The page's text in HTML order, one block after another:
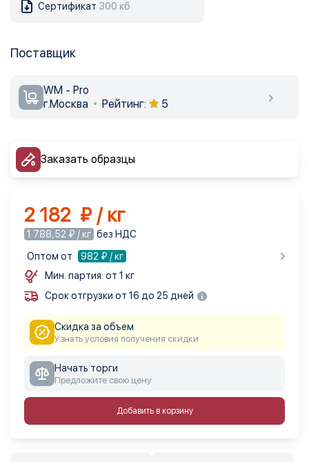
Сертификат 300 кб
Поставщик
WM - Pro
г.Москва
Рейтинг: 5
Заказать образцы
2 182 ₽ / кг
1 788,52 ₽ / кг без НДС
Оптом от
982 ₽ / кг
Мин. партия: от 1 кг
Срок отгрузки от 16 до 25 дней
Скидка за объем
Узнать условия получения скидки
Начать торги
Предложите свою цену
Добавить в корзину